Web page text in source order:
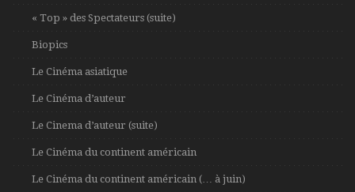
« Top » des Spectateurs (suite)
Biopics
Le Cinéma asiatique
Le Cinéma d’auteur
Le Cinema d’auteur (suite)
Le Cinéma du continent américain
Le Cinéma du continent américain (… à juin)